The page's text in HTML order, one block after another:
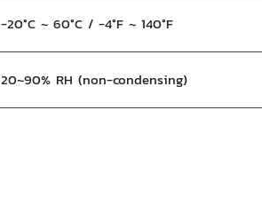
-20°C ~ 60°C / -4°F ~ 140°F
20~90% RH (non-condensing)